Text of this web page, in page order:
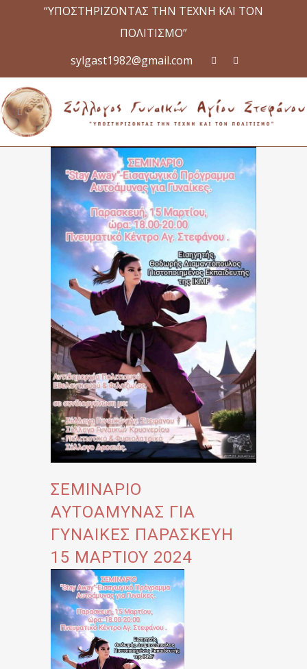
“ΥΠΟΣΤΗΡΙΖΟΝΤΑΣ ΤΗΝ ΤΕΧΝΗ ΚΑΙ ΤΟΝ
ΠΟΛΙΤΙΣΜΟ”
sylgast1982@gmail.com
ΣΕΜΙΝΑΡΙΟ
ΑΥΤΟΑΜΥΝΑΣ ΓΙΑ
ΓΥΝΑΙΚΕΣ ΠΑΡΑΣΚΕΥΗ
15 ΜΑΡΤΙΟΥ 2024